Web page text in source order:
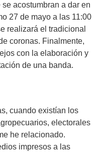
acostumbran a dar en
27 de mayo a las 11:00
realizará el tradicional
coronas. Finalmente,
con la elaboración y
de una banda.
cuando existían los
electorales
he relacionado.
impresos a las